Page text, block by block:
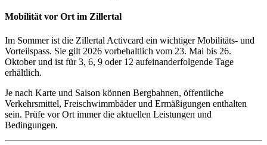
Mobilität vor Ort im Zillertal
Im Sommer ist die Zillertal Activcard ein wichtiger Mobilitäts- und
Vorteilspass. Sie gilt 2026 vorbehaltlich vom 23. Mai bis 26.
Oktober und ist für 3, 6, 9 oder 12 aufeinanderfolgende Tage
erhältlich.
Je nach Karte und Saison können Bergbahnen, öffentliche
Verkehrsmittel, Freischwimmbäder und Ermäßigungen enthalten
sein. Prüfe vor Ort immer die aktuellen Leistungen und
Bedingungen.